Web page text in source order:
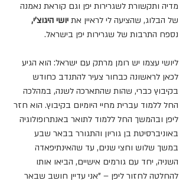
מדיה ותקשורת לשגרירות יפן וגם קוראת נאמנה
של הבלוג, שהציעה לי לראיין את יושי היגוצ'י,
נספח התרבות של שגרירות יפן בישראל.
ליושי עצמו יש רומן מרתק עם ישראל: הוא הגיע
לכאן לראשונה כבחור צעיר להתנדב כחודש
בקיבוץ כברי, שהות שהתארכה לשנה, במהלכה
החל ללמוד עברית מחיי היומיום בקיבוץ. הוא חזר
ליפן ובהמשך החל ללמוד לתואר באנתרופולוגיה
באוניברסיטת בן גוריון והתגורר בבאר שבע
במשך שלוש וחצי שנים, עד שהאינתיפאדה
השניה, יחד עם גורמים אישיים, הביאו אותו
להחלטה לחזור ליפן – "אני עדיין חושב שבאר